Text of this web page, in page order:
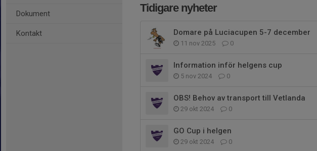
Dokument
Kontakt
Tidigare nyheter
Domare på Luciacupen 5-7 december
11 nov 2025 0
Information inför helgens cup
5 nov 2024 0
OBS! Behov av transport till Vetlanda
29 okt 2024 0
GO Cup i helgen
29 okt 2024 0